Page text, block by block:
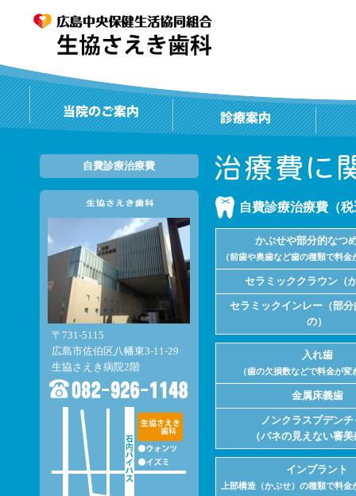
自費診療治療費
〒731-5115
広島市佐伯区八幡東3-11-29
生協さえき病院2階
自費診療治療費（
かぶせや部分的なつ
（前歯や奥歯など歯の種類で料
セラミッククラウン（
セラミックインレー（部
の）
入れ歯
（歯の欠損数などで料金が変
金属床義歯
ノンクラスプデンチ
（バネの見えない審
インプラント
上部構造（かぶせ）の種類で料